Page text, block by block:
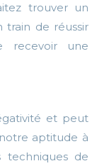
trouver un
train de réussir
recevoir une
et peut
aptitude à
techniques de